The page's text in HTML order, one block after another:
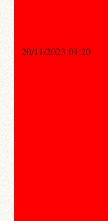
20/11/2023 01:20